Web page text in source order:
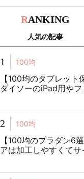
RANKING
人気の記事
1 100均
【100均のタブレット
ダイソーのiPad用やフ
2 100均
【100均のプラダン6
アは加工しやすくてサ